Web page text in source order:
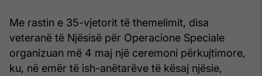
Me rastin e 35-vjetorit të themelimit, disa
veteranë të Njësisë për Operacione Speciale
organizuan më 4 maj një ceremoni përkujtimore,
ku, në emër të ish-anëtarëve të kësaj njësie,